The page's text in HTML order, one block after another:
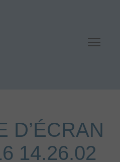
D’ÉCRAN
14.26.02